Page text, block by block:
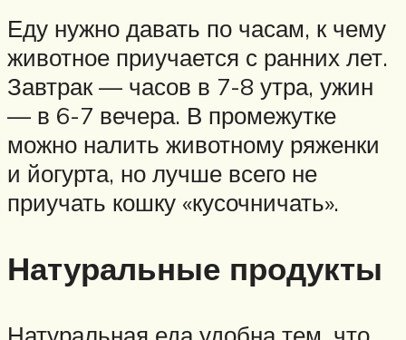
Еду нужно давать по часам, к чему
животное приучается с ранних лет.
Завтрак — часов в 7-8 утра, ужин
— в 6-7 вечера. В промежутке
можно налить животному ряженки
и йогурта, но лучше всего не
приучать кошку «кусочничать».
Натуральные продукты